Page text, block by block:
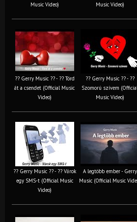
Music Video)
Music Video)
?? Gerry Music ?? - ?? Törd
át a csendet (Official Music
Video)
?? Gerry Music ?? - ??
Szomorú szívem (Official
Music Video)
?? Gerry Music ?? - ?? Várok
egy SMS-t (Official Music
Video)
A legtöbb ember - Gerry
Music (Official Music